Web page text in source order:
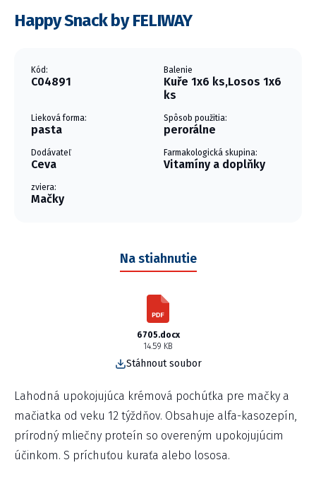
Happy Snack by FELIWAY
Kód:
C04891
Balenie
Kuře 1x6 ks,Losos 1x6
ks
Lieková forma:
pasta
Spôsob použitia:
perorálne
Dodávateľ
Ceva
Farmakologická skupina:
Vitamíny a doplňky
zviera:
Mačky
Na stiahnutie
6705.docx
14.59 KB
Stáhnout soubor
Lahodná upokojujúca krémová pochúťka pre mačky a
mačiatka od veku 12 týždňov. Obsahuje alfa-kasozepín,
prírodný mliečny proteín so overeným upokojujúcim
účinkom. S príchuťou kuraťa alebo lososa.